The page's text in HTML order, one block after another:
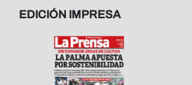
EDICIÓN IMPRESA